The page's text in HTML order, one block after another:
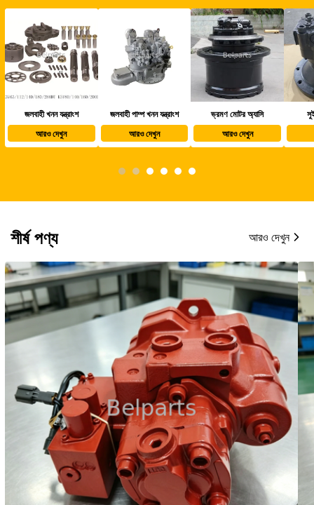
জলবাহী পাম্প খনন যন্ত্রাংশ
আরও দেখুন
ভ্রমণ মোটর অ্যাসি
আরও দেখুন
সুইং মোটর অ্যাসি
আরও দেখুন
শীর্ষ পণ্য আরও দেখুন